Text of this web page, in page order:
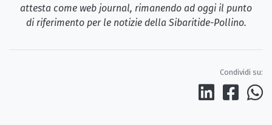
attesta come web journal, rimanendo ad oggi il punto
di riferimento per le notizie della Sibaritide-Pollino.
Condividi su: